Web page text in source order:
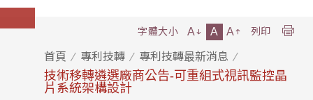
首頁 專利技轉 專利技轉最新消息
技術移轉遴選廠商公告-可重組式視訊監控晶
片系統架構設計
字體大小 A A A 列印